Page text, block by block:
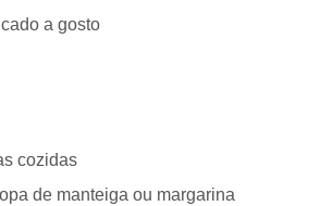
a gosto
cozidas
de manteiga ou margarina